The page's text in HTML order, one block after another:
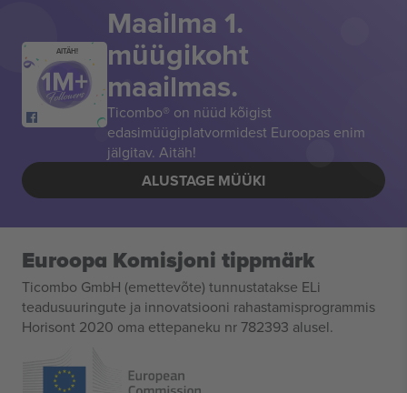
AITÄH!
Maailma 1.
müügikoht
maailmas.
Ticombo® on nüüd kõigist
edasimüügiplatvormidest Euroopas enim
jälgitav. Aitäh!
ALUSTAGE MÜÜKI
Euroopa Komisjoni tippmärk
Ticombo GmbH (emettevõte) tunnustatakse ELi
teadusuuringute ja innovatsiooni rahastamisprogrammis
Horisont 2020 oma ettepaneku nr 782393 alusel.